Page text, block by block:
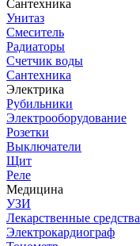
Сантехника
Унитаз
Смеситель
Радиаторы
Счетчик воды
Сантехника
Электрика
Рубильники
Электрооборудование
Розетки
Выключатели
Щит
Реле
Медицина
УЗИ
Лекарственные средства
Электрокардиограф